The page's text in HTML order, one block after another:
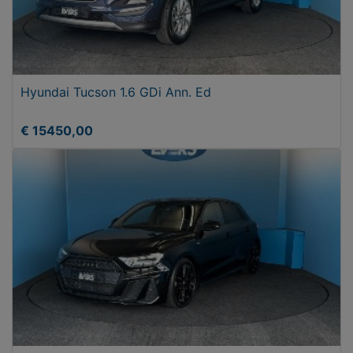
Hyundai Tucson 1.6 GDi Ann. Ed
€ 15450,00